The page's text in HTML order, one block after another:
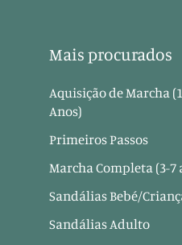
Mais procurados
Aquisição de Marcha
Anos)
Primeiros Passos
Marcha Completa (3-7
Sandálias Bebé/
Sandálias Adulto